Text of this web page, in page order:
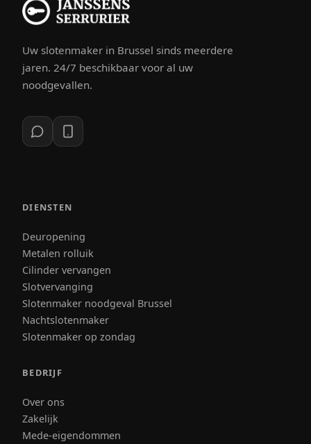
Uw slotenmaker in Brussel sinds meerdere
jaren. 24/7 beschikbaar voor al uw
noodgevallen.
DIENSTEN
Deuropening
Metalen rolluik
Cilinder vervangen
Slotvervanging
Slotenmaker noodgeval Brussel
Nachtslotenmaker
Slotenmaker op zondag
BEDRIJF
Over ons
Zakelijk
Mede-eigendommen